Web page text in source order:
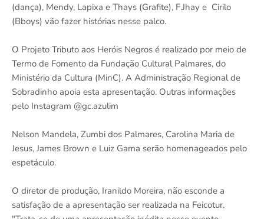
(dança), Mendy, Lapixa e Thays (Grafite), F.Jhay e Cirilo
(Bboys) vão fazer histórias nesse palco.
O Projeto Tributo aos Heróis Negros é realizado por meio de
Termo de Fomento da Fundação Cultural Palmares, do
Ministério da Cultura (MinC). A Administração Regional de
Sobradinho apoia esta apresentação. Outras informações
pelo Instagram @gc.azulim
Nelson Mandela, Zumbi dos Palmares, Carolina Maria de
Jesus, James Brown e Luiz Gama serão homenageados pelo
espetáculo.
O diretor de produção, Iranildo Moreira, não esconde a
satisfação de a apresentação ser realizada na Feicotur.